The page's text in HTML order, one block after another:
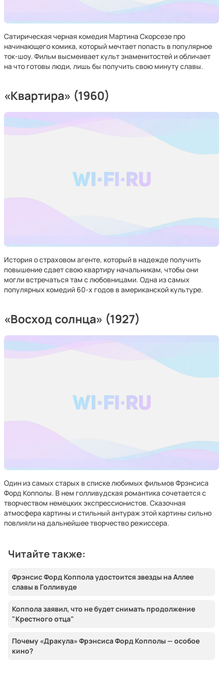
Сатирическая черная комедия Мартина Скорсезе про
начинающего комика, который мечтает попасть в популярное
ток-шоу. Фильм высмеивает культ знаменитостей и обличает
на что готовы люди, лишь бы получить свою минуту славы.
«Квартира» (1960)
История о страховом агенте, который в надежде получить
повышение сдает свою квартиру начальникам, чтобы они
могли встречаться там с любовницами. Одна из самых
популярных комедий 60-х годов в американской культуре.
«Восход солнца» (1927)
Один из самых старых в списке любимых фильмов Фрэнсиса
Форд Копполы. В нем голливудская романтика сочетается с
творчеством немецких экспрессионистов. Сказочная
атмосфера картины и стильный антураж этой картины сильно
повлияли на дальнейшее творчество режиссера.
Читайте также:
Фрэнсис Форд Коппола удостоится звезды на Аллее
славы в Голливуде
Коппола заявил, что не будет снимать продолжение
"Крестного отца"
Почему «Дракула» Фрэнсиса Форд Копполы — особое
кино?